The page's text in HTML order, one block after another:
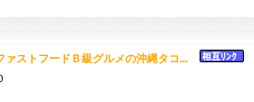
ァストフードＢ級グルメの沖縄タコ...